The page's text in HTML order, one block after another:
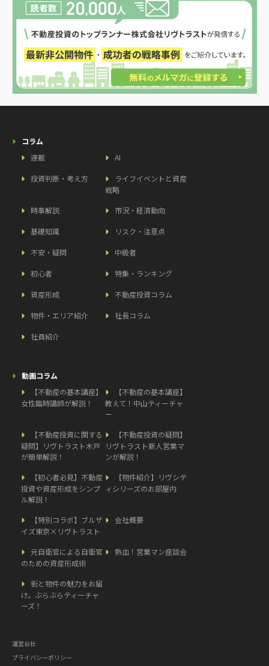
コラム
連載
AI
投資判断・考え方
ライフイベントと資産
戦略
時事解説
市況・経済動向
基礎知識 リスク・注意点
不安・疑問 中級者
初心者 特集・ランキング
資産形成 不動産投資コラム
物件・エリア紹介 社長コラム
社員紹介
動画コラム
【不動産の基本講座】
女性臨時講師が解説！
【不動産の基本講座】
教えて！中山ティーチャ
ー
【不動産投資に関する
疑問】リヴトラスト木戸
が簡単解説！
【不動産投資の疑問】
リヴトラスト新人営業マ
ンが解説！
【初心者必見】不動産
投資や資産形成をシンプ
ル解説！
【物件紹介】リヴシテ
ィシリーズのお部屋内
【特別コラボ】ブルザ
イズ東京×リヴトラスト
会社概要
元自衛官による自衛官
のための資産形成術
熱血！営業マン座談会
街と物件の魅力をお届
け。ぶらぶらティーチャ
ーズ！
運営会社
プライバシーポリシー